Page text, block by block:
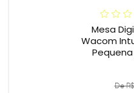
Mesa
Wacom
De